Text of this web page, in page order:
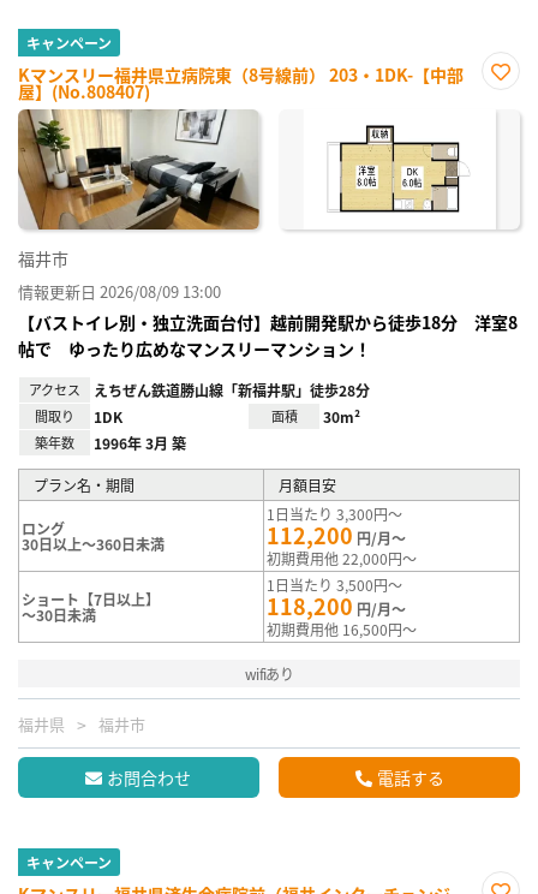
キャンペーン
Kマンスリー福井県立病院東（8号線前） 203・1DK-【中部
屋】(No.808407)
に入
福井市
情報更新日 2026/08/09 13:00
【バストイレ別・独立洗面台付】越前開発駅から徒歩18分 洋室8
帖で ゆったり広めなマンスリーマンション！
アクセス えちぜん鉄道勝山線「新福井駅」徒歩28分
間取り 1DK 面積 30m²
築年数 1996年 3月 築
プラン名・期間 月額目安
ロング
30日以上～360日未満
1日当たり 3,300円～
112,200 円/月～
初期費用他 22,000円～
ショート【7日以上】
～30日未満
1日当たり 3,500円～
118,200 円/月～
初期費用他 16,500円～
wifiあり
福井県 福井市
お問合わせ 電話する
キャンペーン